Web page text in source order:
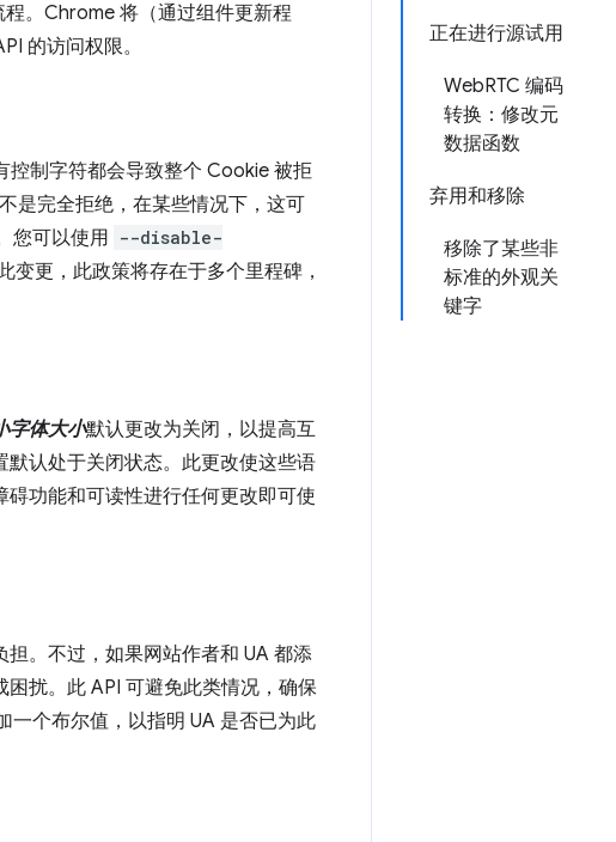
正在进行源试用
WebRTC 编码
转换：修改元
数据函数
弃用和移除
移除了某些非
标准的外观关
键字
。Chrome 将（通过组件更新程
的访问权限。
制字符都会导致整个 Cookie 被拒
是完全拒绝，在某些情况下，这可
您可以使用 --disable-
更，此政策将存在于多个里程碑，
字体大小默认更改为关闭，以提高互
认处于关闭状态。此更改使这些语
功能和可读性进行任何更改即可使
。不过，如果网站作者和 UA 都添
扰。此 API 可避免此类情况，确保
一个布尔值，以指明 UA 是否已为此